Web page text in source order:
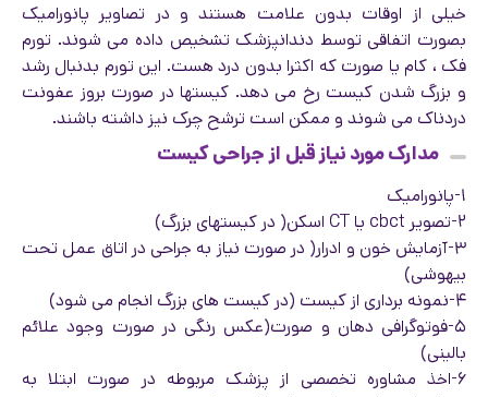
خیلی از اوقات بدون علامت هستند و در تصاویر پانورامیک
بصورت اتفاقی توسط دندانپزشک تشخیص داده می شوند. تورم
فک ، کام یا صورت که اکثرا بدون درد هست. این تورم بدنبال رشد
و بزرگ شدن کیست رخ می دهد. کیستها در صورت بروز عفونت
دردناک می شوند و ممکن است ترشح چرک نیز داشته باشند.
مدارک مورد نیاز قبل از جراحی کیست
۱-پانورامیک
۲-تصویر cbct یا CT اسکن( در کیستهای بزرگ)
۳-آزمایش خون و ادرار( در صورت نیاز به جراحی در اتاق عمل تحت
بیهوشی)
۴-نمونه برداری از کیست (در کیست های بزرگ انجام می شود)
۵-فوتوگرافی دهان و صورت(عکس رنگی در صورت وجود علائم
بالینی)
۶-اخذ مشاوره تخصصی از پزشک مربوطه در صورت ابتلا به